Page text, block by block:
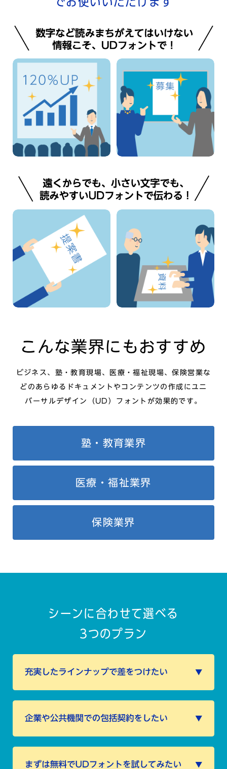
プレゼン発表
説明資料
/窓口用書類
/お知らせ
こんな業界にもおすすめ
ビジネス、塾・教育現場、医療・福祉現場、保険営業な
どのあらゆるドキュメントやコンテンツの作成に ユニ
バーサルデザイン（UD）フォントが効果的です。
塾・教育業界
医療・福祉業界
保険業界
シーンに合わせて選べる
3つのプラン